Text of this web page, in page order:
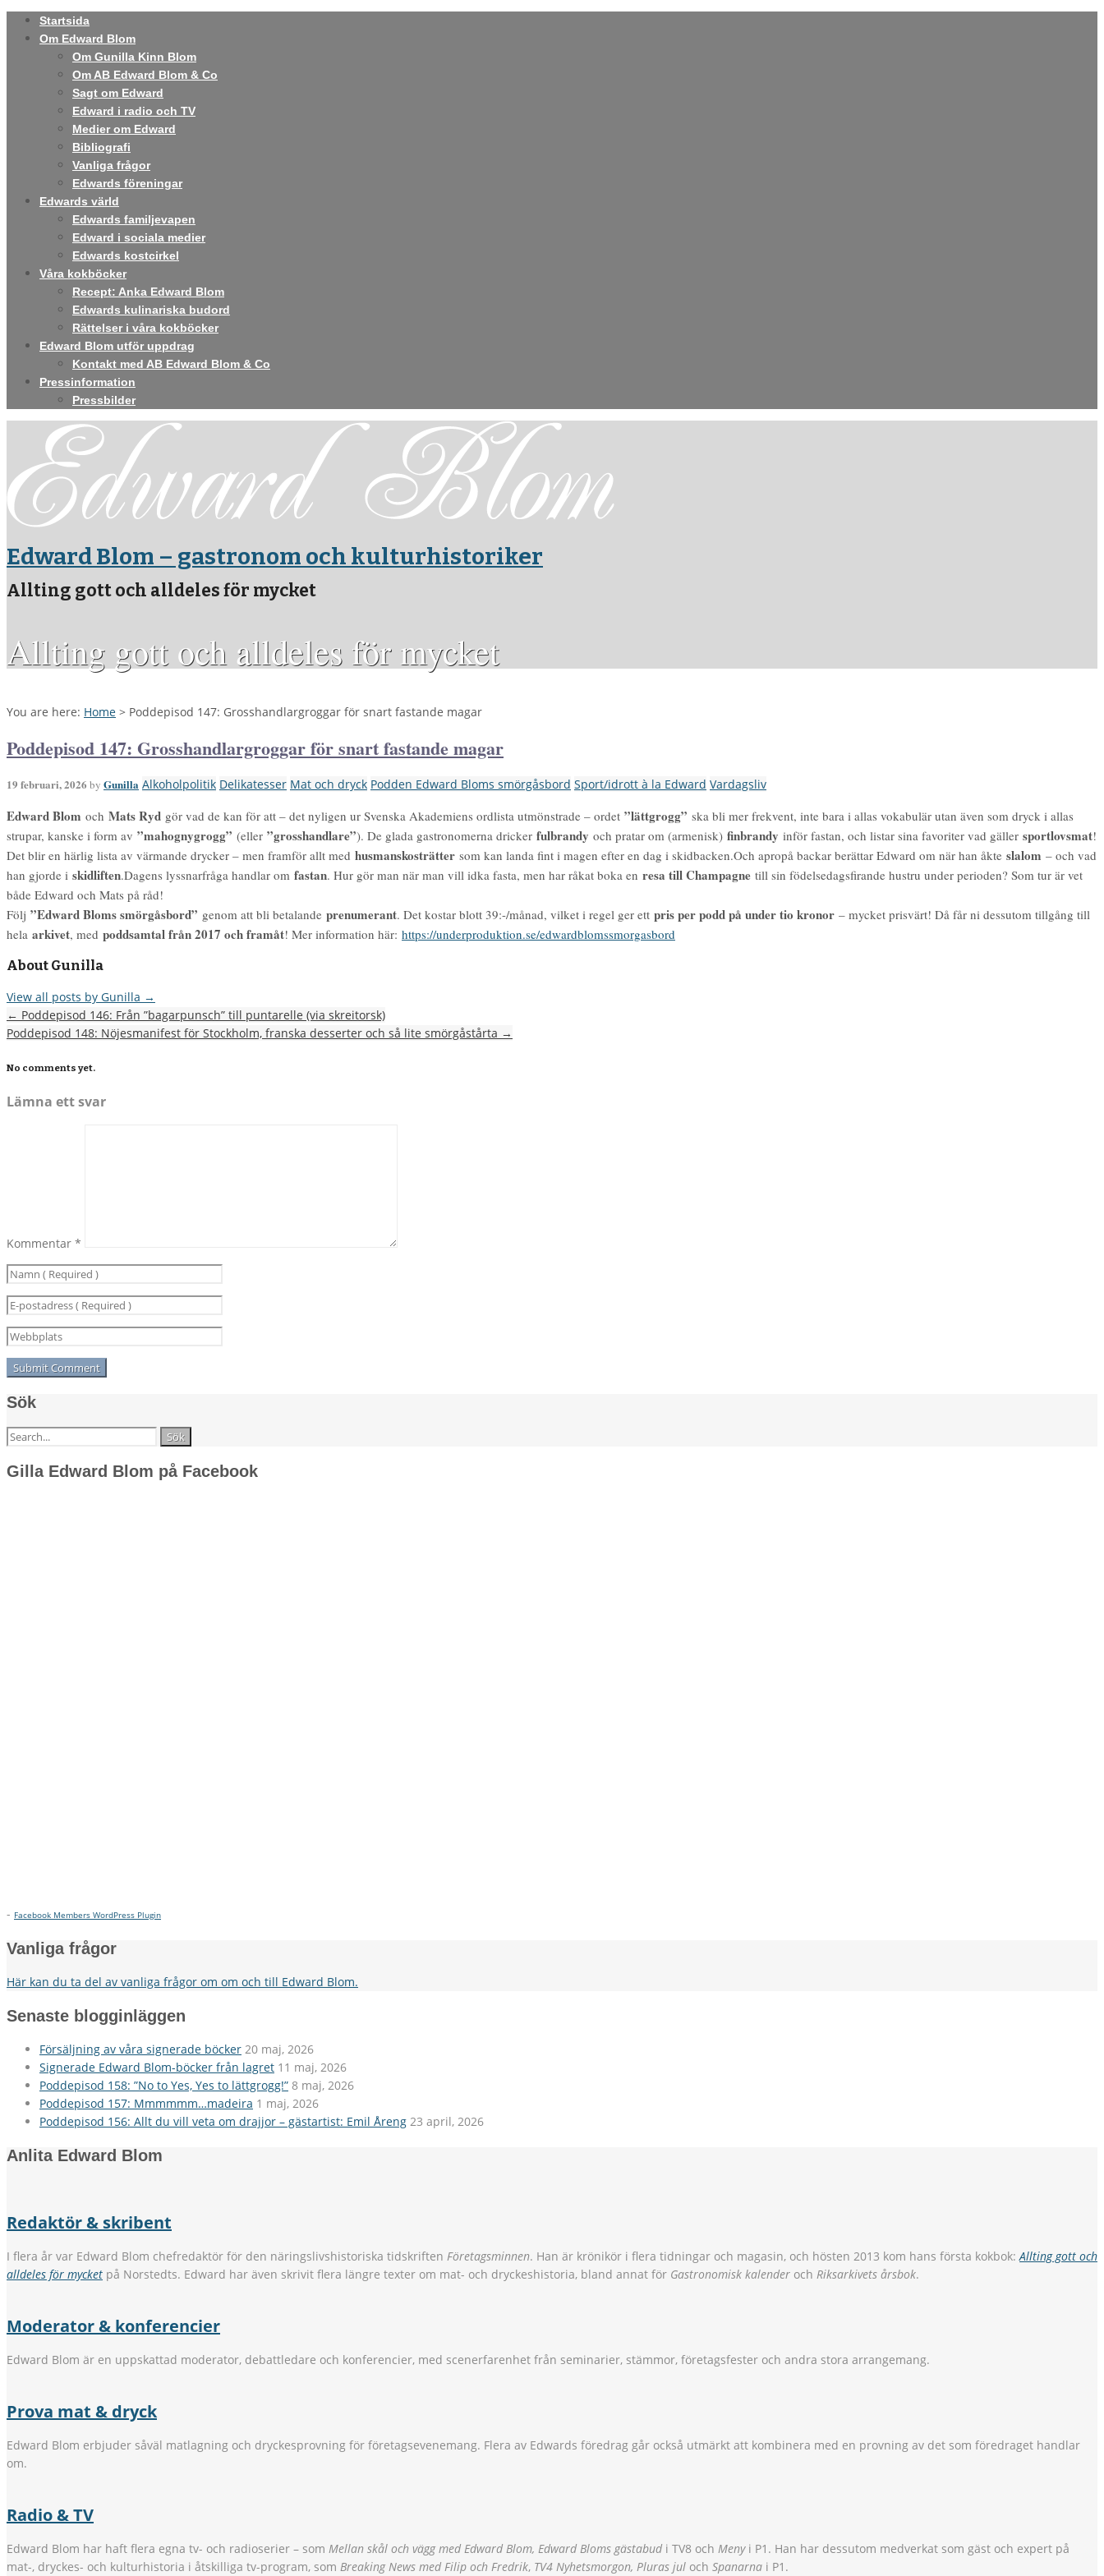
Startsida
Om Edward Blom
Om Gunilla Kinn Blom
Om AB Edward Blom & Co
Sagt om Edward
Edward i radio och TV
Medier om Edward
Bibliografi
Vanliga frågor
Edwards föreningar
Edwards värld
Edwards familjevapen
Edward i sociala medier
Edwards kostcirkel
Våra kokböcker
Recept: Anka Edward Blom
Edwards kulinariska budord
Rättelser i våra kokböcker
Edward Blom utför uppdrag
Kontakt med AB Edward Blom & Co
Pressinformation
Pressbilder
Edward Blom – gastronom och kulturhistoriker
Allting gott och alldeles för mycket
Allting gott och alldeles för mycket
You are here: Home > Poddepisod 147: Grosshandlargroggar för snart fastande magar
Poddepisod 147: Grosshandlargroggar för snart fastande magar
19 februari, 2026 by Gunilla Alkoholpolitik Delikatesser Mat och dryck Podden Edward Bloms smörgåsbord Sport/idrott à la Edward Vardagsliv
Edward Blom och Mats Ryd gör vad de kan för att – det nyligen ur Svenska Akademiens ordlista utmönstrade – ordet ”lättgrogg” ska bli mer frekvent, inte bara i allas vokabulär utan även som dryck i allas
strupar, kanske i form av ”mahognygrogg” (eller ”grosshandlare”). De glada gastronomerna dricker fulbrandy och pratar om (armenisk) finbrandy inför fastan, och listar sina favoriter vad gäller sportlovsmat!
Det blir en härlig lista av värmande drycker – men framför allt med husmanskosträtter som kan landa fint i magen efter en dag i skidbacken.Och apropå backar berättar Edward om när han åkte slalom – och vad
han gjorde i skidliften.Dagens lyssnarfråga handlar om fastan. Hur gör man när man vill idka fasta, men har råkat boka en resa till Champagne till sin födelsedagsfirande hustru under perioden? Som tur är vet
både Edward och Mats på råd!
Följ ”Edward Bloms smörgåsbord” genom att bli betalande prenumerant. Det kostar blott 39:-/månad, vilket i regel ger ett pris per podd på under tio kronor – mycket prisvärt! Då får ni dessutom tillgång till
hela arkivet, med poddsamtal från 2017 och framåt! Mer information här: https://underproduktion.se/edwardblomssmorgasbord
About Gunilla
View all posts by Gunilla →
← Poddepisod 146: Från ”bagarpunsch” till puntarelle (via skreitorsk)
Poddepisod 148: Nöjesmanifest för Stockholm, franska desserter och så lite smörgåstårta →
No comments yet.
Lämna ett svar
Kommentar *
Sök
Sök
Gilla Edward Blom på Facebook
- Facebook Members WordPress Plugin
Vanliga frågor
Här kan du ta del av vanliga frågor om om och till Edward Blom.
Senaste blogginläggen
Försäljning av våra signerade böcker 20 maj, 2026
Signerade Edward Blom-böcker från lagret 11 maj, 2026
Poddepisod 158: ”No to Yes, Yes to lättgrogg!” 8 maj, 2026
Poddepisod 157: Mmmmmm…madeira 1 maj, 2026
Poddepisod 156: Allt du vill veta om drajjor – gästartist: Emil Åreng 23 april, 2026
Anlita Edward Blom
Redaktör & skribent
I flera år var Edward Blom chefredaktör för den näringslivshistoriska tidskriften Företagsminnen. Han är krönikör i flera tidningar och magasin, och hösten 2013 kom hans första kokbok:Allting gott och
alldeles för mycket på Norstedts. Edward har även skrivit flera längre texter om mat- och dryckeshistoria, bland annat för Gastronomisk kalender och Riksarkivets årsbok.
Moderator & konferencier
Edward Blom är en uppskattad moderator, debattledare och konferencier, med scenerfarenhet från seminarier, stämmor, företagsfester och andra stora arrangemang.
Prova mat & dryck
Edward Blom erbjuder såväl matlagning och dryckesprovning för företagsevenemang. Flera av Edwards föredrag går också utmärkt att kombinera med en provning av det som föredraget handlar
om.
Radio & TV
Edward Blom har haft flera egna tv- och radioserier – som Mellan skål och vägg med Edward Blom, Edward Bloms gästabud i TV8 och Menyi P1. Han har dessutom medverkat som gäst och expert på
mat-, dryckes- och kulturhistoria i åtskilliga tv-program, som Breaking News med Filip och Fredrik, TV4 Nyhetsmorgon, Pluras jul och Spanarna i P1.